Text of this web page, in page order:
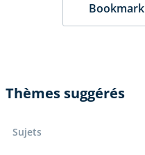
Bookmark
Thèmes suggérés
Sujets